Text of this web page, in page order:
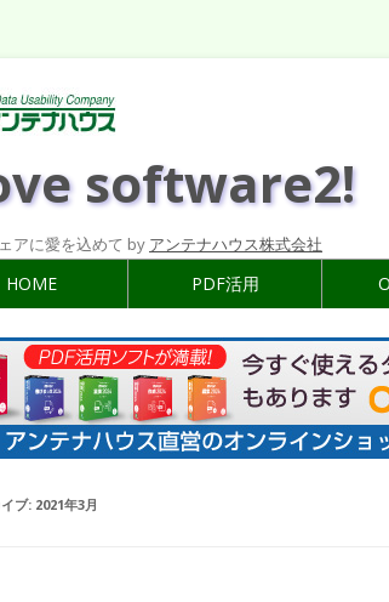
software2!
アに愛を込めて by アンテナハウス株式会社
HOME PDF活用
ブ: 2021年3月